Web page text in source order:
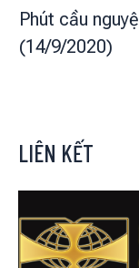
Phút cầu
(14/9/2020)
LIÊN KẾT